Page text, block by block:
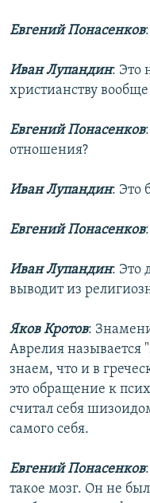
Евгений Понасенков
Иван Лупандин: Это
христианству
Евгений Понасенков
отношения?
Иван Лупандин: Это
Евгений Понасенков
Иван Лупандин: Это
выводит из
Яков Кротов:
Аврелия называется
знаем, что и в
это обращение к
считал себя
самого себя.
Евгений Понасенков
такое мозг. Он не